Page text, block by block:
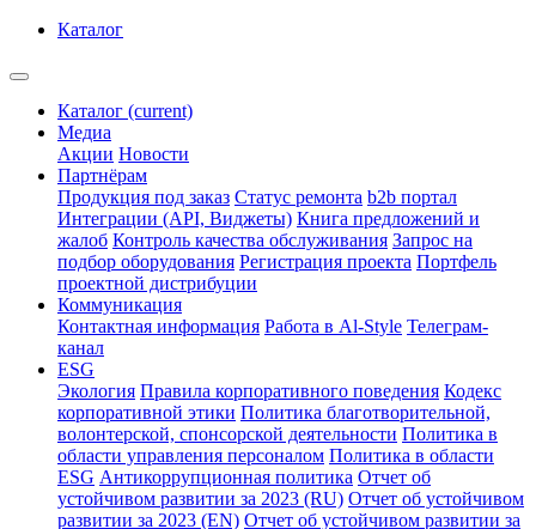
Каталог
Каталог (current)
Медиа
Акции Новости
Партнёрам
Продукция под заказ Статус ремонта b2b портал
Интеграции (API, Виджеты) Книга предложений и
жалоб Контроль качества обслуживания Запрос на
подбор оборудования Регистрация проекта Портфель
проектной дистрибуции
Коммуникация
Контактная информация Работа в Al-Style Телеграм-
канал
ESG
Экология Правила корпоративного поведения Кодекс
корпоративной этики Политика благотворительной,
волонтерской, спонсорской деятельности Политика в
области управления персоналом Политика в области
ESG Антикоррупционная политика Отчет об
устойчивом развитии за 2023 (RU) Отчет об устойчивом
развитии за 2023 (EN) Отчет об устойчивом развитии за